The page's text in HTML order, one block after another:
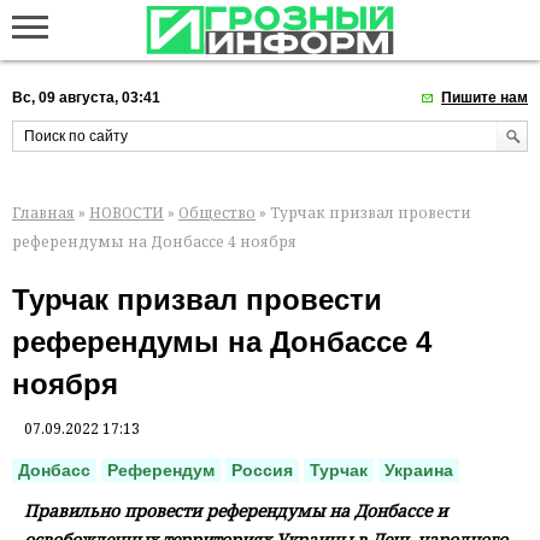
Вс, 09 августа, 03:41 Пишите нам
Главная » НОВОСТИ » Общество » Турчак призвал провести
референдумы на Донбассе 4 ноября
Турчак призвал провести
референдумы на Донбассе 4
ноября
07.09.2022 17:13
Донбасс Референдум Россия Турчак Украина
Правильно провести референдумы на Донбассе и